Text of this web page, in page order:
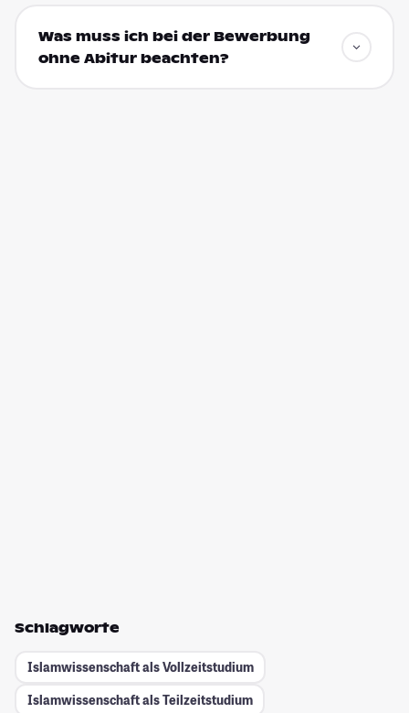
Was muss ich bei der Bewerbung
ohne Abitur beachten?
Schlagworte
Islamwissenschaft als Vollzeitstudium
Islamwissenschaft als Teilzeitstudium